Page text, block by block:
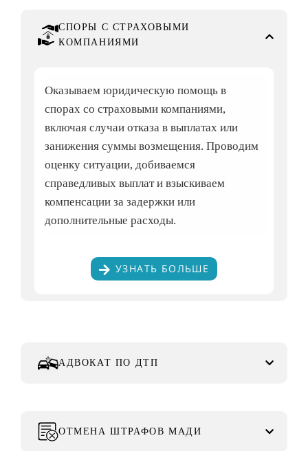
СПОРЫ С СТРАХОВЫМИ
КОМПАНИЯМИ
Оказываем юридическую помощь в
спорах со страховыми компаниями,
включая случаи отказа в выплатах или
занижения суммы возмещения. Проводим
оценку ситуации, добиваемся
справедливых выплат и взыскиваем
компенсации за задержки или
дополнительные расходы.
УЗНАТЬ БОЛЬШЕ
АДВОКАТ ПО ДТП
ОТМЕНА ШТРАФОВ МАДИ